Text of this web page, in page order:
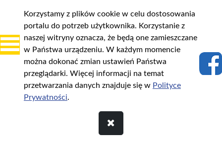
Korzystamy z plików cookie w celu dostosowania
portalu do potrzeb użytkownika. Korzystanie z
naszej witryny oznacza, że będą one zamieszczane
w Państwa urządzeniu. W każdym momencie
można dokonać zmian ustawień Państwa
przeglądarki. Więcej informacji na temat
przetwarzania danych znajduje się w Polityce
Prywatności.